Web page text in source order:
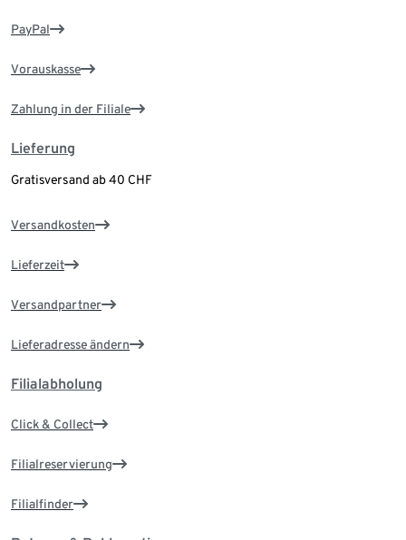
PayPal
Vorauskasse
Zahlung in der Filiale
Lieferung
Gratisversand ab 40 CHF
Versandkosten
Lieferzeit
Versandpartner
Lieferadresse ändern
Filialabholung
Click & Collect
Filialreservierung
Filialfinder